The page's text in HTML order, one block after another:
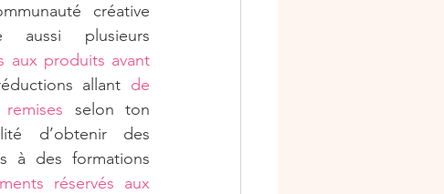
créative
aussi plusieurs
aux produits avant
allant de
selon ton
d’obtenir des
à des formations
réservés aux